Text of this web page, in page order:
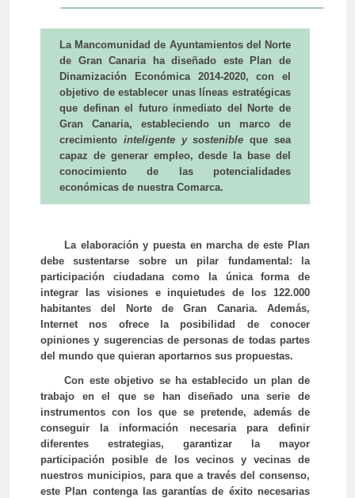
La Mancomunidad de Ayuntamientos del Norte
de Gran Canaria ha diseñado este Plan de
Dinamización Económica 2014-2020, con el
objetivo de establecer unas líneas estratégicas
que definan el futuro inmediato del Norte de
Gran Canaria, estableciendo un marco de
crecimientointeligente y sostenible que sea
capaz de generar empleo, desde la base del
conocimiento de las potencialidades
económicas de nuestra Comarca.
La elaboración y puesta en marcha de este Plan
debe sustentarse sobre un pilar fundamental: la
participación ciudadanacomo la única forma de
integrar las visiones e inquietudes de los 122.000
habitantes del Norte de Gran Canaria. Además,
Internet nos ofrece la posibilidad de conocer
opiniones y sugerencias de personas de todas partes
del mundo que quieran aportarnos sus propuestas.
Con este objetivo se ha establecido un plan de
trabajo en el que se han diseñado una serie de
instrumentos con los que se pretende, además de
conseguir la información necesaria para definir
diferentes estrategias, garantizar la mayor
participación posible de los vecinos y vecinas de
nuestros municipios, para que a través del consenso,
este Plan contenga las garantías de éxito necesarias